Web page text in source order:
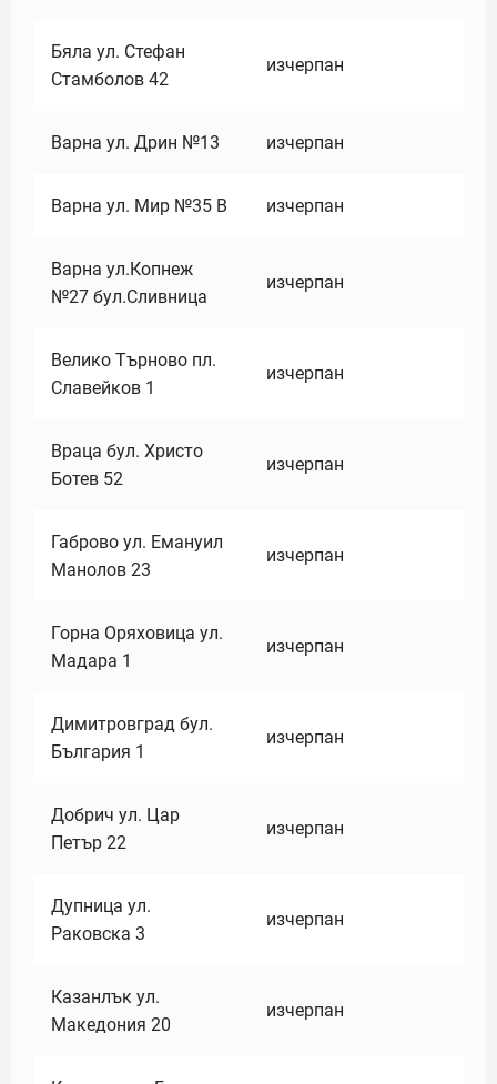
Бяла ул. Стефан
Стамболов 42
изчерпан
Варна ул. Дрин №13 изчерпан
Варна ул. Мир №35 В изчерпан
Варна ул.Копнеж
№27 бул.Сливница
изчерпан
Велико Търново пл.
Славейков 1
изчерпан
Враца бул. Христо
Ботев 52
изчерпан
Габрово ул. Емануил
Манолов 23
изчерпан
Горна Оряховица ул.
Мадара 1
изчерпан
Димитровград бул.
България 1
изчерпан
Добрич ул. Цар
Петър 22
изчерпан
Дупница ул.
Раковска 3
изчерпан
Казанлък ул.
Македония 20
изчерпан